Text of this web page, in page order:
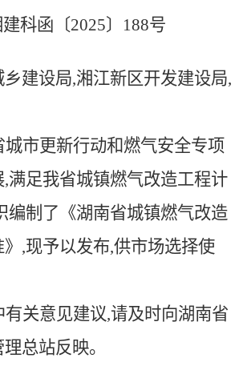
建科函 〔2025〕 188号
建设局,湘江新区开发建设局,
城市更新行动和燃气安全专项
满足我省城镇燃气改造工程计
编制了《湖南省城镇燃气改造
,现予以发布,供市场选择使
有关意见建议,请及时向湖南省
总站反映。